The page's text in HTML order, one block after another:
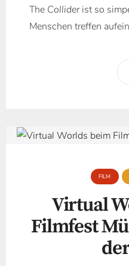
The Colliderist so
Menschen treffen
FILM
Virtual
Filmfest